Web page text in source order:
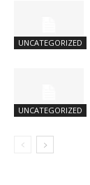
UNCATEGORIZED
UNCATEGORIZED